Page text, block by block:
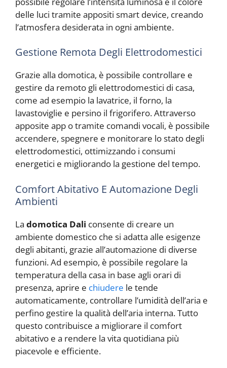
delle luci tramite appositi smart device, creando
l’atmosfera desiderata in ogni ambiente.
Gestione Remota Degli Elettrodomestici
Grazie alla domotica, è possibile controllare e
gestire da remoto gli elettrodomestici di casa,
come ad esempio la lavatrice, il forno, la
lavastoviglie e persino il frigorifero. Attraverso
apposite app o tramite comandi vocali, è possibile
accendere, spegnere e monitorare lo stato degli
elettrodomestici, ottimizzando i consumi
energetici e migliorando la gestione del tempo.
Comfort Abitativo E Automazione Degli
Ambienti
La domotica Dali consente di creare un
ambiente domestico che si adatta alle esigenze
degli abitanti, grazie all’automazione di diverse
funzioni. Ad esempio, è possibile regolare la
temperatura della casa in base agli orari di
presenza, aprire e chiudere le tende
automaticamente, controllare l’umidità dell’aria e
perfino gestire la qualità dell’aria interna. Tutto
questo contribuisce a migliorare il comfort
abitativo e a rendere la vita quotidiana più
piacevole e efficiente.